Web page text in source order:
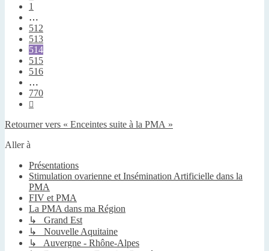
1
…
512
513
514
515
516
…
770
Retourner vers « Enceintes suite à la PMA »
Aller à
Présentations
Stimulation ovarienne et Insémination Artificielle dans la
PMA
FIV et PMA
La PMA dans ma Région
↳ Grand Est
↳ Nouvelle Aquitaine
↳ Auvergne - Rhône-Alpes